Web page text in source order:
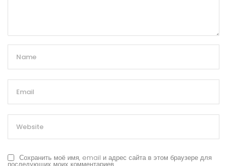
Сохранить моё имя, email и адрес сайта в этом браузере для